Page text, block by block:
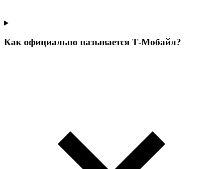
Как официально называется Т‑Мобайл?